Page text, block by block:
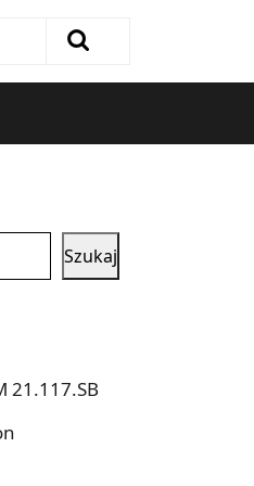
Szukaj
21.117.SB